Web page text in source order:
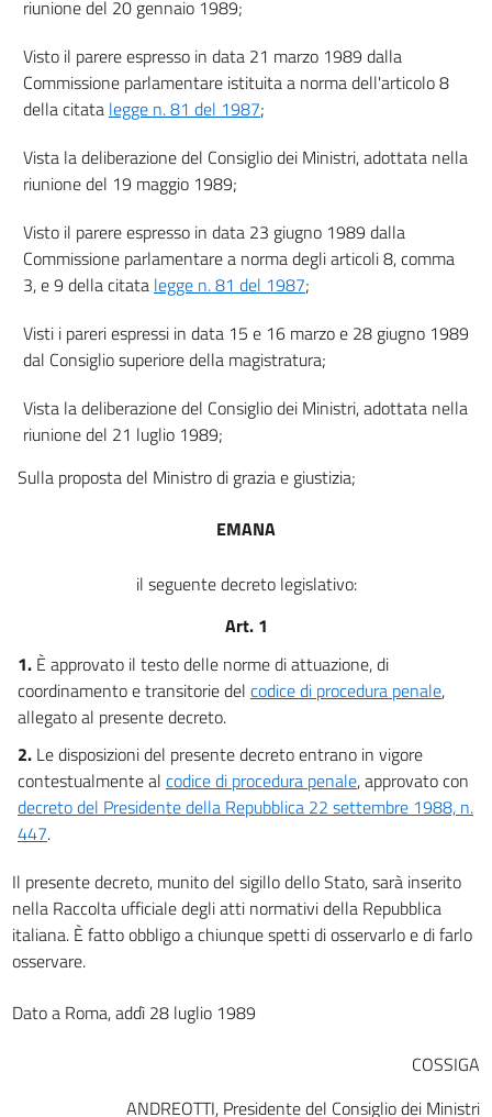
art. 9
art. 10
art. 11
art. 12
art. 13
art. 14
art. 15
art. 16
art. 17
art. 18
art. 19
TITOLO I
NORME DI ATTUAZIONE
CAPO IV
DISPOSIZIONI RELATIVE
art. 25
art. 26
art. 27
art. 28
art. 29
art. 31
art. 32
art. 32 bis
art. 34
riunione del 20 gennaio 1989;
Visto il parere espresso in data 21 marzo 1989 dalla
Commissione parlamentare istituita a norma dell'articolo 8
della citata legge n. 81 del 1987;
Vista la deliberazione del Consiglio dei Ministri, adottata nella
riunione del 19 maggio 1989;
Visto il parere espresso in data 23 giugno 1989 dalla
Commissione parlamentare a norma degli articoli 8, comma
3, e 9 della citata legge n. 81 del 1987;
Visti i pareri espressi in data 15 e 16 marzo e 28 giugno 1989
dal Consiglio superiore della magistratura;
Vista la deliberazione del Consiglio dei Ministri, adottata nella
riunione del 21 luglio 1989;
Sulla proposta del Ministro di grazia e giustizia;
EMANA
il seguente decreto legislativo:
Art. 1
1. È approvato il testo delle norme di attuazione, di
coordinamento e transitorie del codice di procedura penale,
allegato al presente decreto.
2. Le disposizioni del presente decreto entrano in vigore
contestualmente al codice di procedura penale, approvato con
decreto del Presidente della Repubblica 22 settembre 1988, n.
447.
Il presente decreto, munito del sigillo dello Stato, sarà inserito
nella Raccolta ufficiale degli atti normativi della Repubblica
italiana. È fatto obbligo a chiunque spetti di osservarlo e di farlo
osservare.
Dato a Roma, addì 28 luglio 1989
COSSIGA
ANDREOTTI, Presidente del Consiglio dei Ministri